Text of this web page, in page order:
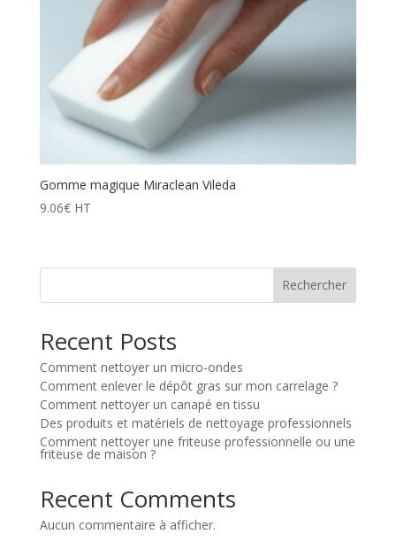
Gomme magique Miraclean Vileda
9.06€ HT
Rechercher
Recent Posts
Comment nettoyer un micro-ondes
Comment enlever le dépôt gras sur mon carrelage ?
Comment nettoyer un canapé en tissu
Des produits et matériels de nettoyage professionnels
Comment nettoyer une friteuse professionnelle ou une
friteuse de maison ?
Recent Comments
Aucun commentaire à afficher.